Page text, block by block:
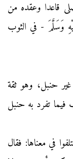
قاعدا وعقده من
وَسَلَّمَ - في الثوب
حنبل، وهو ثقة
فيما تفرد به حنبل
في معناها: فقال